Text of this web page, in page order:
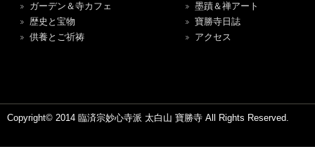
ガーデン＆寺カフェ
歴史と宝物
供養とご祈祷
墨蹟＆禅アート
寶勝寺日誌
アクセス
Copyright© 2014 臨済宗妙心寺派 太白山 寶勝寺 All Rights Reserved.